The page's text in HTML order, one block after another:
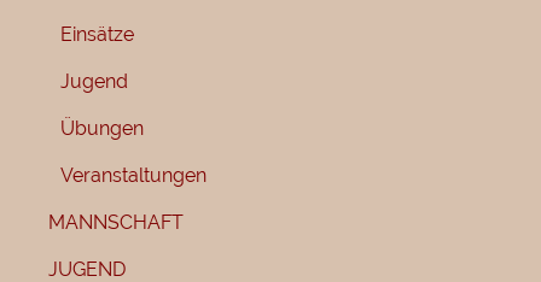
Einsätze
Jugend
Übungen
Veranstaltungen
MANNSCHAFT
JUGEND